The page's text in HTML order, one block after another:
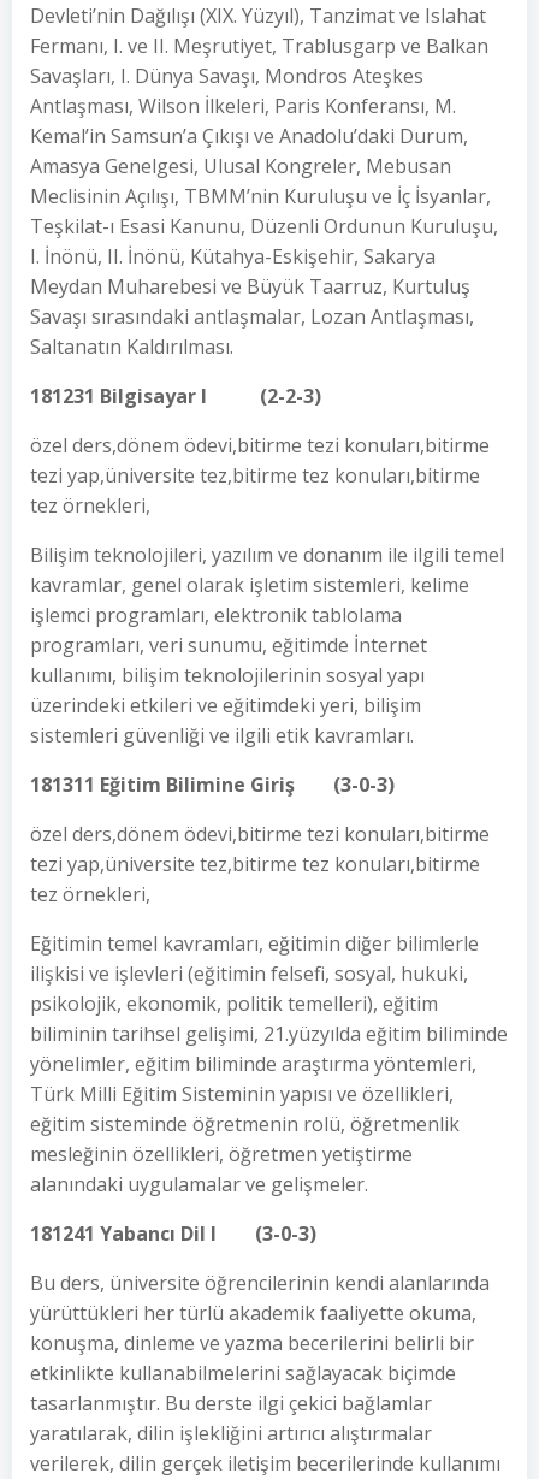
Devleti’nin Dağılışı (XIX. Yüzyıl), Tanzimat ve Islahat
Fermanı, I. ve II. Meşrutiyet, Trablusgarp ve Balkan
Savaşları, I. Dünya Savaşı, Mondros Ateşkes
Antlaşması, Wilson İlkeleri, Paris Konferansı, M.
Kemal’in Samsun’a Çıkışı ve Anadolu’daki Durum,
Amasya Genelgesi, Ulusal Kongreler, Mebusan
Meclisinin Açılışı, TBMM’nin Kuruluşu ve İç İsyanlar,
Teşkilat-ı Esasi Kanunu, Düzenli Ordunun Kuruluşu,
I. İnönü, II. İnönü, Kütahya-Eskişehir, Sakarya
Meydan Muharebesi ve Büyük Taarruz, Kurtuluş
Savaşı sırasındaki antlaşmalar, Lozan Antlaşması,
Saltanatın Kaldırılması.
181231 Bilgisayar I (2-2-3)
özel ders,dönem ödevi,bitirme tezi konuları,bitirme
tezi yap,üniversite tez,bitirme tez konuları,bitirme
tez örnekleri,
Bilişim teknolojileri, yazılım ve donanım ile ilgili temel
kavramlar, genel olarak işletim sistemleri, kelime
işlemci programları, elektronik tablolama
programları, veri sunumu, eğitimde İnternet
kullanımı, bilişim teknolojilerinin sosyal yapı
üzerindeki etkileri ve eğitimdeki yeri, bilişim
sistemleri güvenliği ve ilgili etik kavramları.
181311 Eğitim Bilimine Giriş (3-0-3)
özel ders,dönem ödevi,bitirme tezi konuları,bitirme
tezi yap,üniversite tez,bitirme tez konuları,bitirme
tez örnekleri,
Eğitimin temel kavramları, eğitimin diğer bilimlerle
ilişkisi ve işlevleri (eğitimin felsefi, sosyal, hukuki,
psikolojik, ekonomik, politik temelleri), eğitim
biliminin tarihsel gelişimi, 21.yüzyılda eğitim biliminde
yönelimler, eğitim biliminde araştırma yöntemleri,
Türk Milli Eğitim Sisteminin yapısı ve özellikleri,
eğitim sisteminde öğretmenin rolü, öğretmenlik
mesleğinin özellikleri, öğretmen yetiştirme
alanındaki uygulamalar ve gelişmeler.
181241 Yabancı Dil I (3-0-3)
Bu ders, üniversite öğrencilerinin kendi alanlarında
yürüttükleri her türlü akademik faaliyette okuma,
konuşma, dinleme ve yazma becerilerini belirli bir
etkinlikte kullanabilmelerini sağlayacak biçimde
tasarlanmıştır. Bu derste ilgi çekici bağlamlar
yaratılarak, dilin işlekliğini artırıcı alıştırmalar
verilerek, dilin gerçek iletişim becerilerinde kullanımı